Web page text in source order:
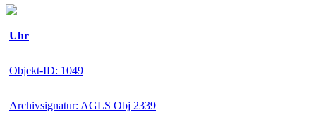
Uhr
Objekt-ID: 1049
Archivsignatur: AGLS Obj 2339